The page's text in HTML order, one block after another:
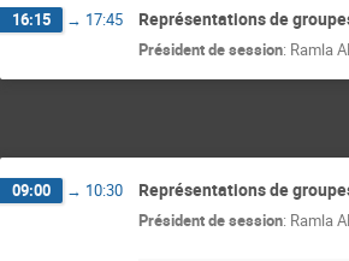
16:15 → 17:45 Représentations de
Président de session: Ramla
09:00 → 10:30 Représentations de
Président de session: Ramla